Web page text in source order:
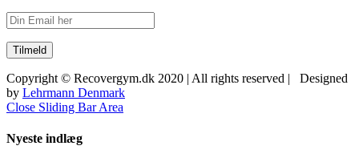
Copyright © Recovergym.dk 2020 | All rights reserved | Designed
by Lehrmann Denmark
Close Sliding Bar Area
Nyeste indlæg